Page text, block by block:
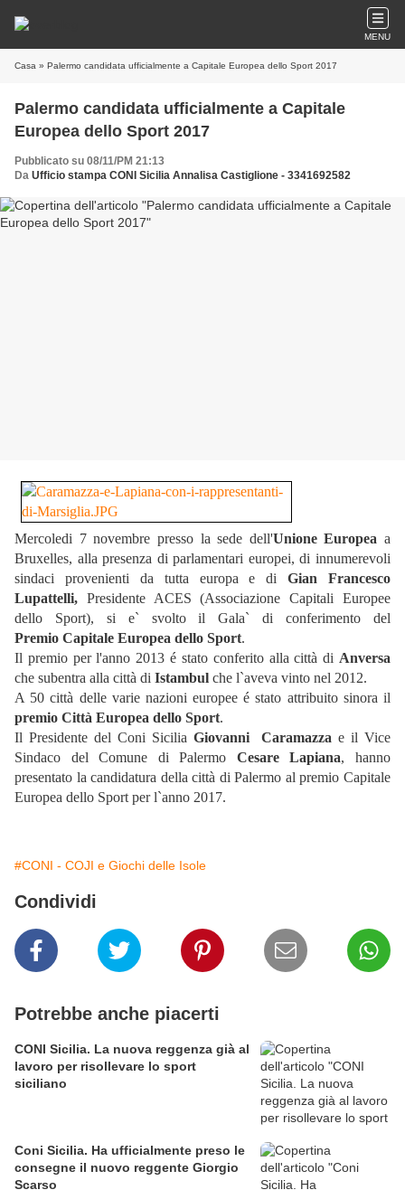
MENU
Casa » Palermo candidata ufficialmente a Capitale Europea dello Sport 2017
Palermo candidata ufficialmente a Capitale
Europea dello Sport 2017
Pubblicato su 08/11/PM 21:13
Da Ufficio stampa CONI Sicilia Annalisa Castiglione - 3341692582
Mercoledi 7 novembre presso la sede dell'Unione Europea a
Bruxelles, alla presenza di parlamentari europei, di innumerevoli
sindaci provenienti da tutta europa e diGian Francesco
Lupattelli, Presidente ACES (Associazione Capitali Europee
dello Sport), si e` svolto il Gala` di conferimento del
Premio Capitale Europea dello Sport.
Il premio per l'anno 2013 é stato conferito alla città di Anversa
che subentra alla città di Istambul che l`aveva vinto nel 2012.
A 50 città delle varie nazioni europee é stato attribuito sinora il
premio Città Europea dello Sport.
Il Presidente del Coni Sicilia Giovanni Caramazza e il Vice
Sindaco del Comune di Palermo Cesare Lapiana, hanno
presentato la candidatura della città di Palermo al premio Capitale
Europea dello Sport per l`anno 2017.
#CONI - COJI e Giochi delle Isole
Condividi
Potrebbe anche piacerti
CONI Sicilia. La nuova reggenza già al
lavoro per risollevare lo sport
siciliano
Coni Sicilia. Ha ufficialmente preso le
consegne il nuovo reggente Giorgio
Scarso